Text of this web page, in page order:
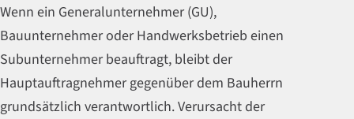
Wenn ein Generalunternehmer (GU),
Bauunternehmer oder Handwerksbetrieb einen
Subunternehmer beauftragt, bleibt der
Hauptauftragnehmer gegenüber dem Bauherrn
grundsätzlich verantwortlich. Verursacht der